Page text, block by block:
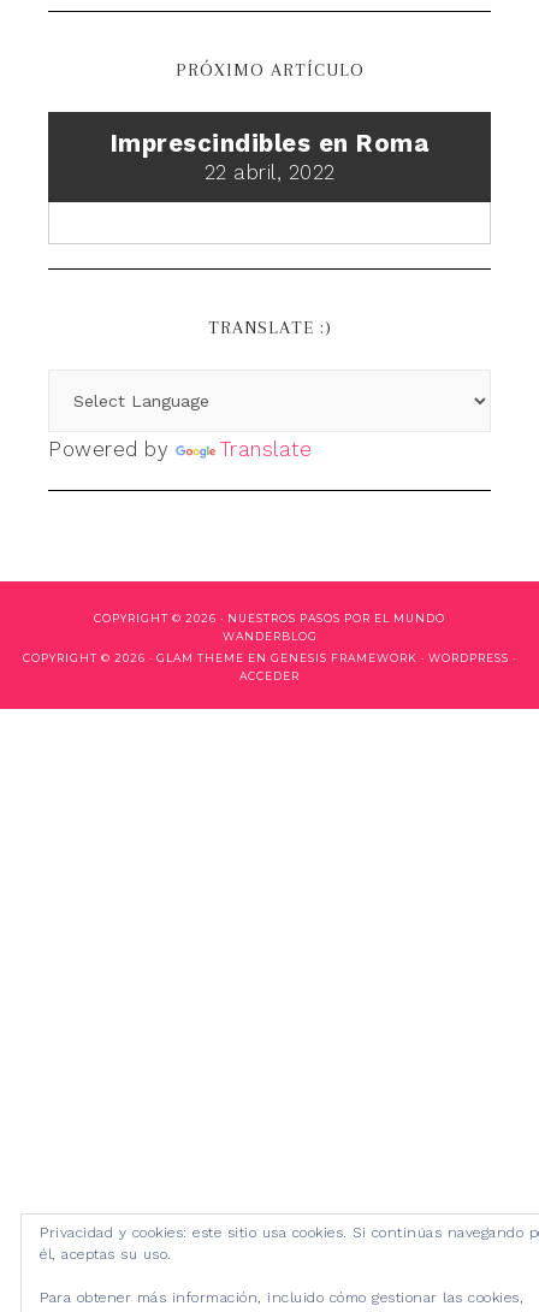
PRÓXIMO ARTÍCULO
Imprescindibles en Roma
22 abril, 2022
TRANSLATE :)
Powered by Translate
COPYRIGHT © 2026 · NUESTROS PASOS POR EL MUNDO
WANDERBLOG
COPYRIGHT © 2026 · GLAM THEME EN GENESIS FRAMEWORK · WORDPRESS ·
ACCEDER
Privacidad y cookies: este sitio usa cookies. Si continúas navegando
él, aceptas su uso.
Para obtener más información, incluido cómo gestionar las cookies,